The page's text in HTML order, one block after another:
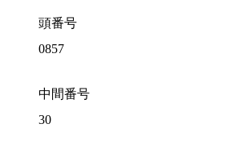
頭番号
0857
中間番号
30